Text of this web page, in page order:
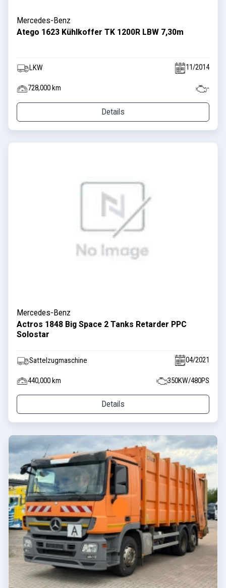
Mercedes-Benz
Atego 1623 Kühlkoffer TK 1200R LBW 7,30m
LKW 11/2014
728,000 km -
Details
Mercedes-Benz
Actros 1848 Big Space 2 Tanks Retarder PPC
Solostar
Sattelzugmaschine 04/2021
440,000 km 350KW/480PS
Details